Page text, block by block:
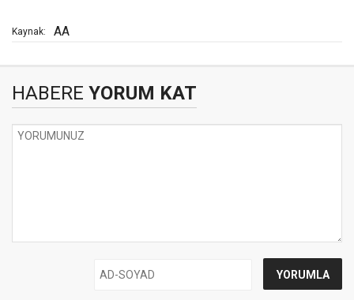
Kaynak: AA
HABERE YORUM KAT